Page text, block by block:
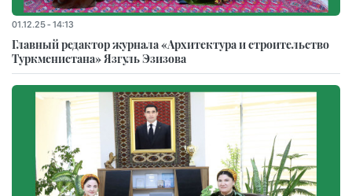
01.12.25 - 14:13
Главный редактор журнала «Архитектура и строительство
Туркменистана» Язгуль Эзизова